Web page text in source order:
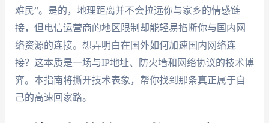
难民”。是的，地理距离并不会拉远你与家乡的情感链
接，但电信运营商的地区限制却能轻易掐断你与国内网
络资源的连接。想弄明白在国外如何加速国内网络连
接？这本质是一场与IP地址、防火墙和网络协议的技术博
弈。本指南将撕开技术表象，帮你找到那条真正属于自
己的高速回家路。